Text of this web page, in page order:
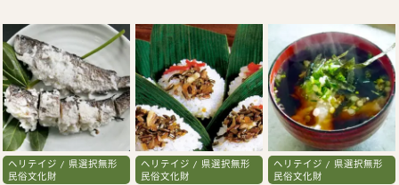
ヘリテイジ / 県選択無形
民俗文化財
ヘリテイジ / 県選択無形
民俗文化財
ヘリテイジ / 県選択無形
民俗文化財